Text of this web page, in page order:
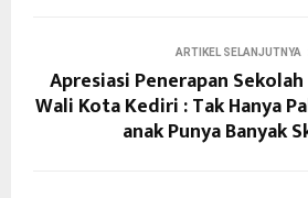
ARTIKEL SELANJUTNYA
Apresiasi Penerapan
Wali Kota Kediri : Tak Hanya
anak Punya Banyak